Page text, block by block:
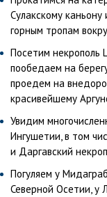
Сулакскому каньону
горным тропам
Посетим некрополь
пообедаем на
проедем на
красивейшему
Увидим
Ингушетии, в том
и Даргавский
Погуляем у
Северной Осетии, у